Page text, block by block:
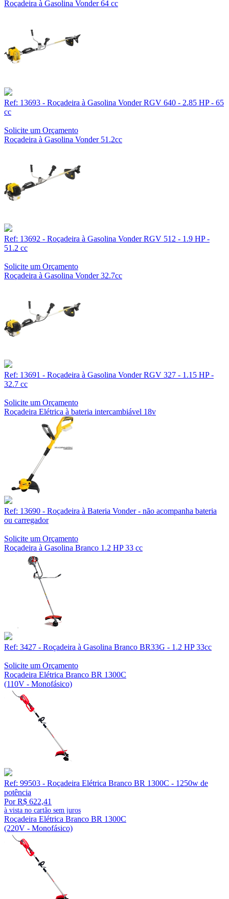
Roçadeira à Gasolina Vonder 64 cc
Ref: 13693 - Roçadeira à Gasolina Vonder RGV 640 - 2.85 HP - 65
cc
Solicite um Orçamento
Roçadeira à Gasolina Vonder 51.2cc
Ref: 13692 - Roçadeira à Gasolina Vonder RGV 512 - 1.9 HP -
51.2 cc
Solicite um Orçamento
Roçadeira à Gasolina Vonder 32.7cc
Ref: 13691 - Roçadeira à Gasolina Vonder RGV 327 - 1.15 HP -
32.7 cc
Solicite um Orçamento
Roçadeira Elétrica à bateria intercambiável 18v
Ref: 13690 - Roçadeira à Bateria Vonder - não acompanha bateria
ou carregador
Solicite um Orçamento
Roçadeira à Gasolina Branco 1.2 HP 33 cc
Ref: 3427 - Roçadeira à Gasolina Branco BR33G - 1.2 HP 33cc
Solicite um Orçamento
Roçadeira Elétrica Branco BR 1300C
(110V - Monofásico)
Ref: 99503 - Roçadeira Elétrica Branco BR 1300C - 1250w de
potência
Por R$ 622,41
à vista no cartão sem juros
Roçadeira Elétrica Branco BR 1300C
(220V - Monofásico)